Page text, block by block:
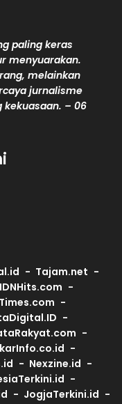
paling keras
menyuarakan.
melainkan
jurnalisme
kekuasaan. – 06
Tajam.net
IDNHits.com
Nexzine.id
JogjaTerkini.id